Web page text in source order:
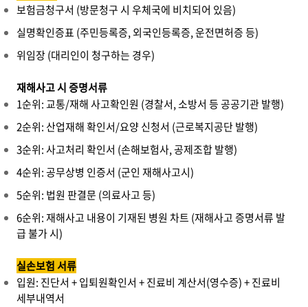
보험금청구서 (방문청구 시 우체국에 비치되어 있음)
실명확인증표 (주민등록증, 외국인등록증, 운전면허증 등)
위임장 (대리인이 청구하는 경우)
재해사고 시 증명서류
1순위: 교통/재해 사고확인원 (경찰서, 소방서 등 공공기관 발행)
2순위: 산업재해 확인서/요양 신청서 (근로복지공단 발행)
3순위: 사고처리 확인서 (손해보험사, 공제조합 발행)
4순위: 공무상병 인증서 (군인 재해사고시)
5순위: 법원 판결문 (의료사고 등)
6순위: 재해사고 내용이 기재된 병원 차트 (재해사고 증명서류 발
급 불가 시)
실손보험 서류
입원: 진단서 + 입퇴원확인서 + 진료비 계산서(영수증) + 진료비
세부내역서